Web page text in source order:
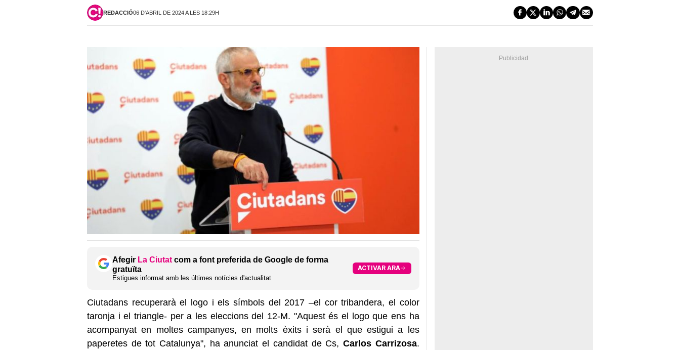
REDACCIÓ06 D'ABRIL DE 2024 A LES 18:29H
Afegir La Ciutat com a font preferida de Google de forma
gratuïta
Estigues informat amb les últimes notícies d'actualitat
ACTIVAR ARA
Ciutadans recuperarà el logo i els símbols del 2017 –el cor tribandera, el color
taronja i el triangle- per a les eleccions del 12-M. "Aquest és el logo que ens ha
acompanyat en moltes campanyes, en molts èxits i serà el que estigui a les
paperetes de tot Catalunya", ha anunciat el candidat de Cs, Carlos Carrizosa.